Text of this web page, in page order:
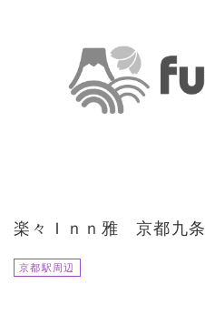
楽々Ｉｎｎ雅 京都九条
京都駅周辺